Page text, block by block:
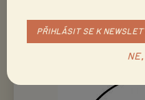
Vladog Moravia
PŘIHLÁSIT SE K